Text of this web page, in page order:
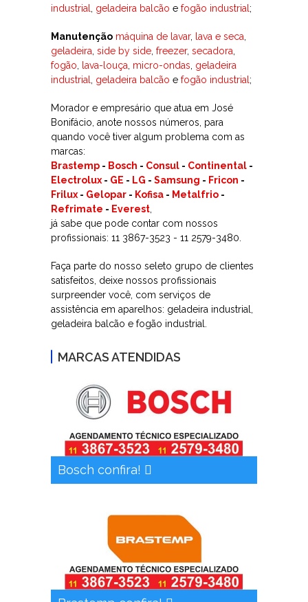
industrial
geladeira balcão e fogão industrial ;
Manutenção máquina de lavar, lava e seca
geladeira side by side freezer, secadora
fogão
lava-louça micro-ondas geladeira
industrial
geladeira balcão e fogão industrial ;
Morador e empresário que atua em José
Bonifácio, anote nossos números, para
quando você tiver algum problema com as
marcas:
Brastemp - Bosch - Consul - Continental -
Electrolux - GE - LG - Samsung - Fricon -
Frilux - Gelopar - Kofisa - Metalfrio -
Refrimate - Everest
já sabe que pode contar com nossos
profissionais: 11 3867-3523 - 11 2579-3480.
Faça parte do nosso seleto grupo de clientes
satisfeitos, deixe nossos profissionais
surpreender você, com serviços de
assistência em aparelhos: geladeira industrial,
geladeira balcão e fogão industrial.
MARCAS ATENDIDAS
Bosch confira!